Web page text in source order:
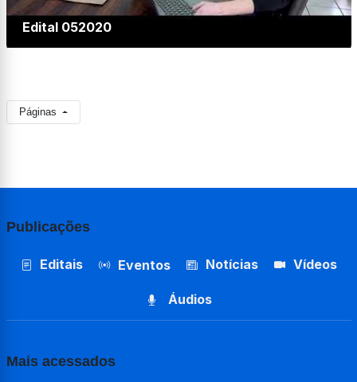
Edital 052020
Páginas
Publicações
Editais Eventos Notícias Vídeos
Áudios
Mais acessados